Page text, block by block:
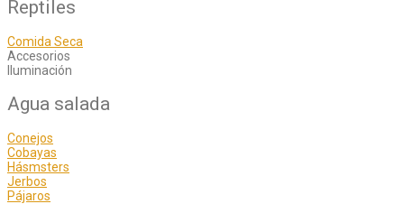
Reptiles
Comida Seca
Accesorios
Iluminación
Agua salada
Conejos
Cobayas
Hásmsters
Jerbos
Pájaros